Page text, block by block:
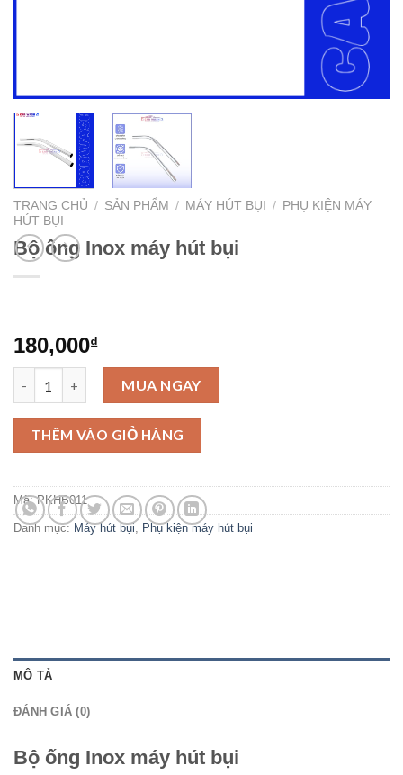
TRANG CHỦ / SẢN PHẨM / MÁY HÚT BỤI / PHỤ KIỆN MÁY
HÚT BỤI
Bộ ống Inox máy hút bụi
180,000₫
MUA NGAY
THÊM VÀO GIỎ HÀNG
Mã:PKHB011
Danh mục: Máy hút bụi Phụ kiện máy hút bụi
MÔ TẢ
ĐÁNH GIÁ (0)
Bộ ống Inox máy hút bụi